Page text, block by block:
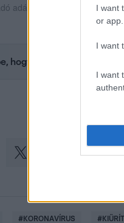
I want
or app.
I want
I want
adásait az RTL+ felületén!
hogy az RTL.hu az elsők
#KORONAVÍRUS #